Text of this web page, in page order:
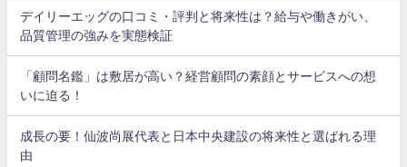
デイリーエッグの口コミ・評判と将来性は？給与や働きがい、
品質管理の強みを実態検証
「顧問名鑑」は敷居が高い？経営顧問の素顔とサービスへの想
いに迫る！
成長の要！仙波尚展代表と日本中央建設の将来性と選ばれる理
由